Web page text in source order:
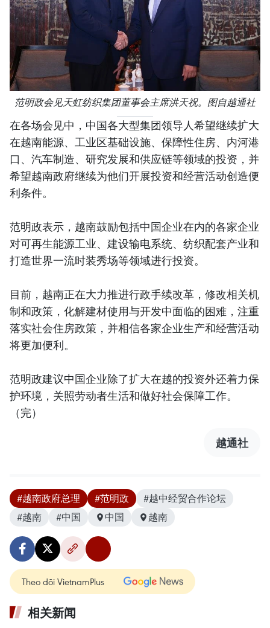
范明政会见天虹纺织集团董事会主席洪天祝。图自越通社
在各场会见中，中国各大型集团领导人希望继续扩大
在越南能源、工业区基础设施、保障性住房、内河港
口、汽车制造、研究发展和供应链等领域的投资，并
希望越南政府继续为他们开展投资和经营活动创造便
利条件。
范明政表示，越南鼓励包括中国企业在内的各家企业
对可再生能源工业、建设输电系统、纺织配套产业和
打造世界一流时装秀场等领域进行投资。
目前，越南正在大力推进行政手续改革，修改相关机
制和政策，化解建材使用与开发中面临的困难，注重
落实社会住房政策，并相信各家企业生产和经营活动
将更加便利。
范明政建议中国企业除了扩大在越的投资外还着力保
护环境，关照劳动者生活和做好社会保障工作。
（完）
越通社
#越南政府总理 #范明政
#越中经贸合作论坛
#越南
#中国 中国 越南
Theo dõi VietnamPlus
相关新闻